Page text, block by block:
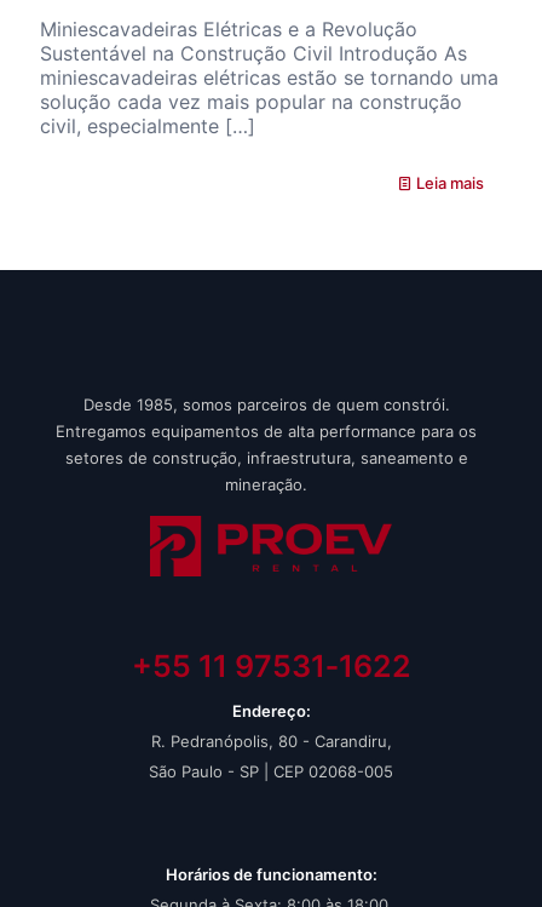
Miniescavadeiras Elétricas e a Revolução
Sustentável na Construção Civil Introdução As
miniescavadeiras elétricas estão se tornando uma
solução cada vez mais popular na construção
civil, especialmente […]
Leia mais
Desde 1985, somos parceiros de quem constrói.
Entregamos equipamentos de alta performance para os
setores de construção, infraestrutura, saneamento e
mineração.
+55 11 97531‑1622‬
Endereço:
R. Pedranópolis, 80 - Carandiru,
São Paulo - SP | CEP 02068-005
Horários de funcionamento: